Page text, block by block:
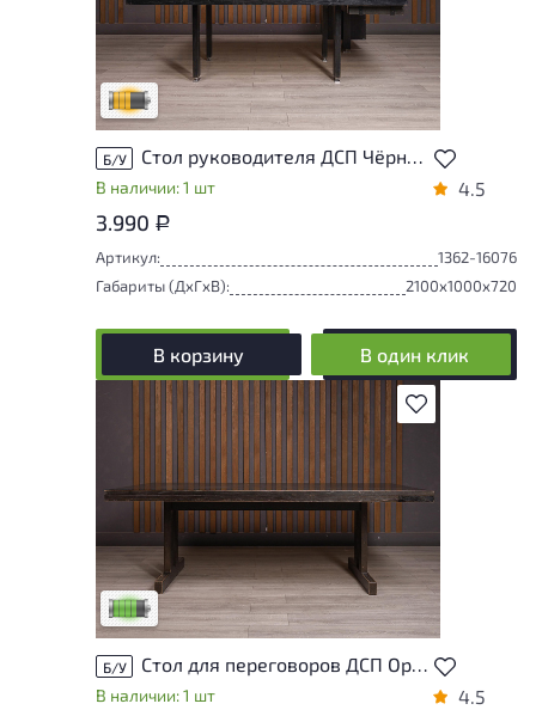
Товар может иметь незначительные
повреждения и/или следы эксплуатации,
не влияющие на удобство его
использования
Удовлетворительный износ
Б/У Стол руководителя ДСП Чёрный Россия
В наличии: 1 шт 4.5
3.990 Р
Артикул:
1362-16076
Габариты (ДxГxВ):
2100x1000x720
В корзину В один клик
В избранное
У товара присутствуют незначительные
следы эксплуатации, не влияющие на
удобство его использования
Низкая степень износа
Б/У Стол для переговоров ДСП Орех Россия
В наличии: 1 шт 4.5